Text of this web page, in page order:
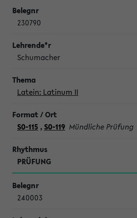
230790
Schumacher
Latein: Latinum II
S0-115 ,S0-119 Mündliche Prüfung
PRÜFUNG
240003